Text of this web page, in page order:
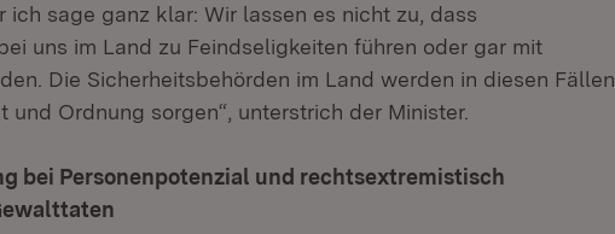
ich sage ganz klar: Wir lassen es nicht zu, dass
uns im Land zu Feindseligkeiten führen oder gar mit
Die Sicherheitsbehörden im Land werden in diesen Fällen
und Ordnung sorgen“, unterstrich der Minister.
bei Personenpotenzial und rechtsextremistisch